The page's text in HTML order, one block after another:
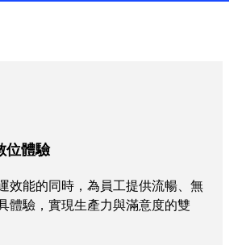
位體驗
效能的同時，為員工提供流暢、無
體驗，實現生產力與滿意度的雙